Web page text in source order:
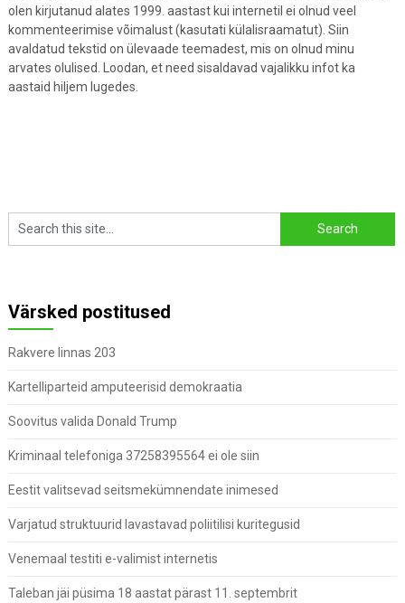
olen kirjutanud alates 1999. aastast kui internetil ei olnud veel
kommenteerimise võimalust (kasutati külalisraamatut). Siin
avaldatud tekstid on ülevaade teemadest, mis on olnud minu
arvates olulised. Loodan, et need sisaldavad vajalikku infot ka
aastaid hiljem lugedes.
Värsked postitused
Rakvere linnas 203
Kartelliparteid amputeerisid demokraatia
Soovitus valida Donald Trump
Kriminaal telefoniga 37258395564 ei ole siin
Eestit valitsevad seitsmekümnendate inimesed
Varjatud struktuurid lavastavad poliitilisi kuritegusid
Venemaal testiti e-valimist internetis
Taleban jäi püsima 18 aastat pärast 11. septembrit